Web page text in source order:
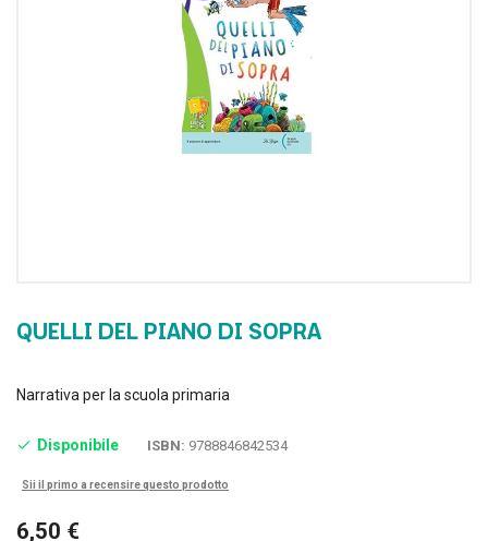
QUELLI DEL PIANO DI SOPRA
Disponibile ISBN: 9788846842534
Sii il primo a recensire questo prodotto
6,50 €
Narrativa per la scuola primaria